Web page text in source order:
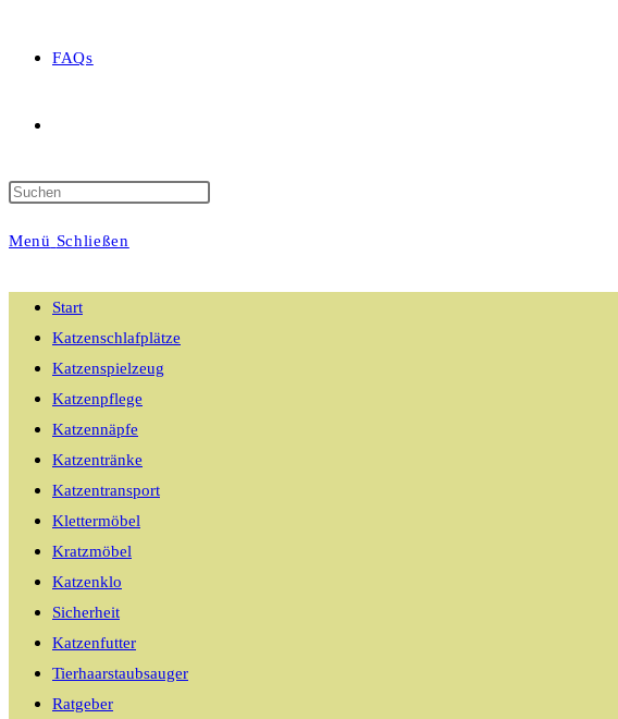
FAQs
Suche
Menü Schließen
Start
Katzenschlafplätze
Katzenspielzeug
Katzenpflege
Katzennäpfe
Katzentränke
Katzentransport
Klettermöbel
Kratzmöbel
Katzenklo
Sicherheit
Katzenfutter
Tierhaarstaubsauger
Ratgeber